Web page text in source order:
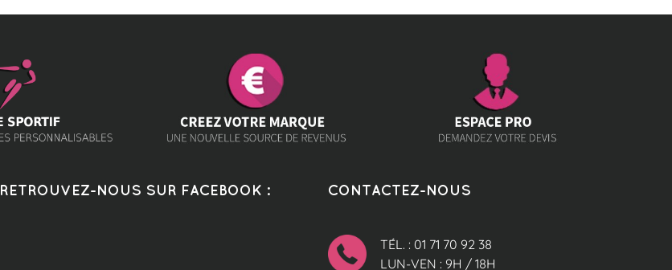
RETROUVEZ-NOUS SUR FACEBOOK : CONTACTEZ-NOUS
TÉL. : 01 71 70 92 38
LUN-VEN : 9H / 18H